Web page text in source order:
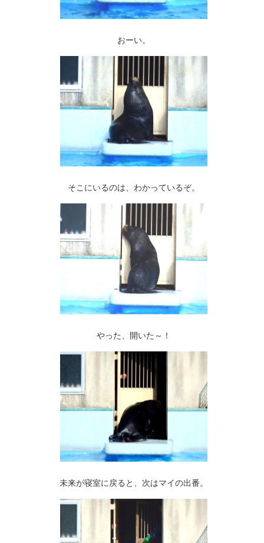
おーい。
そこにいるのは、わかっているぞ。
やった、開いた～！
未来が寝室に戻ると、次はマイの出番。